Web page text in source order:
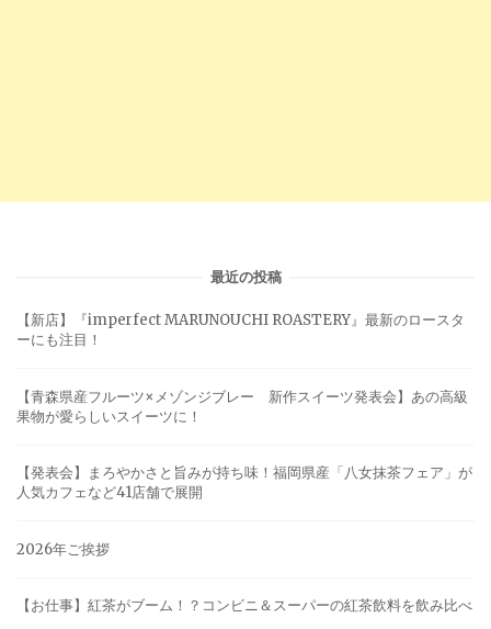
最近の投稿
【新店】『imperfect MARUNOUCHI ROASTERY』最新のロースタ
ーにも注目！
【青森県産フルーツ×メゾンジブレー 新作スイーツ発表会】あの高級
果物が愛らしいスイーツに！
【発表会】まろやかさと旨みが持ち味！福岡県産「八女抹茶フェア」が
人気カフェなど41店舗で展開
2026年ご挨拶
【お仕事】紅茶がブーム！？コンビニ＆スーパーの紅茶飲料を飲み比べ